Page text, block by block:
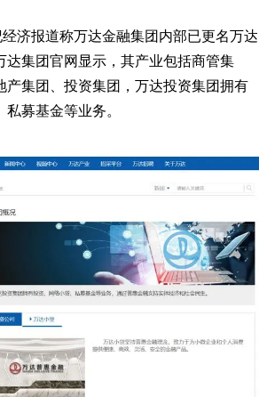
济报道称万达金融集团内部已更名万达
达集团官网显示，其产业包括商管集
产集团、投资集团，万达投资集团拥有
募基金等业务。